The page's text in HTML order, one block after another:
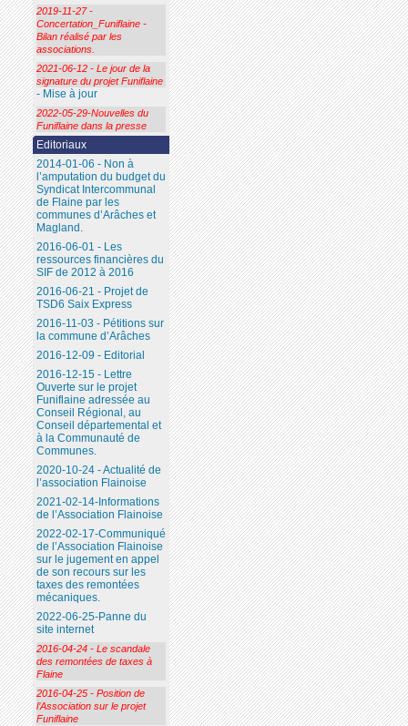
2019-11-27 -
Concertation_Funiflaine -
Bilan réalisé par les
associations.
2021-06-12 - Le jour de la
signature du projet Funiflaine
- Mise à jour
2022-05-29-Nouvelles du
Funiflaine dans la presse
Editoriaux
2014-01-06 - Non à
l’amputation du budget du
Syndicat Intercommunal
de Flaine par les
communes d’Arâches et
Magland.
2016-06-01 - Les
ressources financières du
SIF de 2012 à 2016
2016-06-21 - Projet de
TSD6 Saix Express
2016-11-03 - Pétitions sur
la commune d’Arâches
2016-12-09 - Editorial
2016-12-15 - Lettre
Ouverte sur le projet
Funiflaine adressée au
Conseil Régional, au
Conseil départemental et
à la Communauté de
Communes.
2020-10-24 - Actualité de
l’association Flainoise
2021-02-14-Informations
de l’Association Flainoise
2022-02-17-Communiqué
de l’Association Flainoise
sur le jugement en appel
de son recours sur les
taxes des remontées
mécaniques.
2022-06-25-Panne du
site internet
2016-04-24 - Le scandale
des remontées de taxes à
Flaine
2016-04-25 - Position de
l’Association sur le projet
Funiflaine